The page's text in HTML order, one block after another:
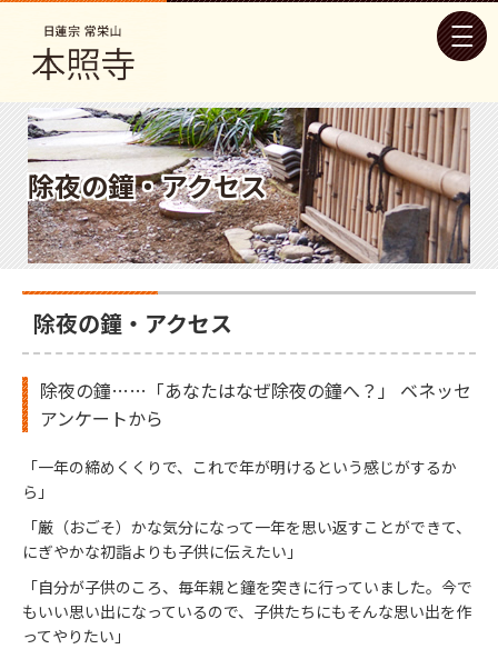
除夜の鐘・アクセス
除夜の鐘・アクセス
除夜の鐘……「あなたはなぜ除夜の鐘へ？」 ベネッセ
アンケートから
「一年の締めくくりで、これで年が明けるという感じがするか
ら」
「厳（おごそ）かな気分になって一年を思い返すことができて、
にぎやかな初詣よりも子供に伝えたい」
「自分が子供のころ、毎年親と鐘を突きに行っていました。今で
もいい思い出になっているので、子供たちにもそんな思い出を作
ってやりたい」